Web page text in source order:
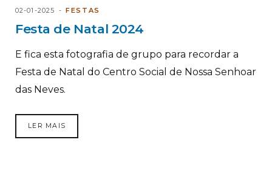
02-01-2025 FESTAS
Festa de Natal 2024
E fica esta fotografia de grupo para recordar a
Festa de Natal do Centro Social de Nossa Senhoar
das Neves.
LER MAIS